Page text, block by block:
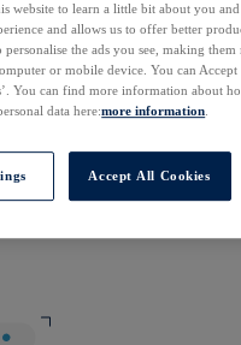
website to learn a little bit about you
and allows us to offer better
personalise the ads you see, making
or mobile device. You can
You can find more information about
data here:more information
Accept All Cookies